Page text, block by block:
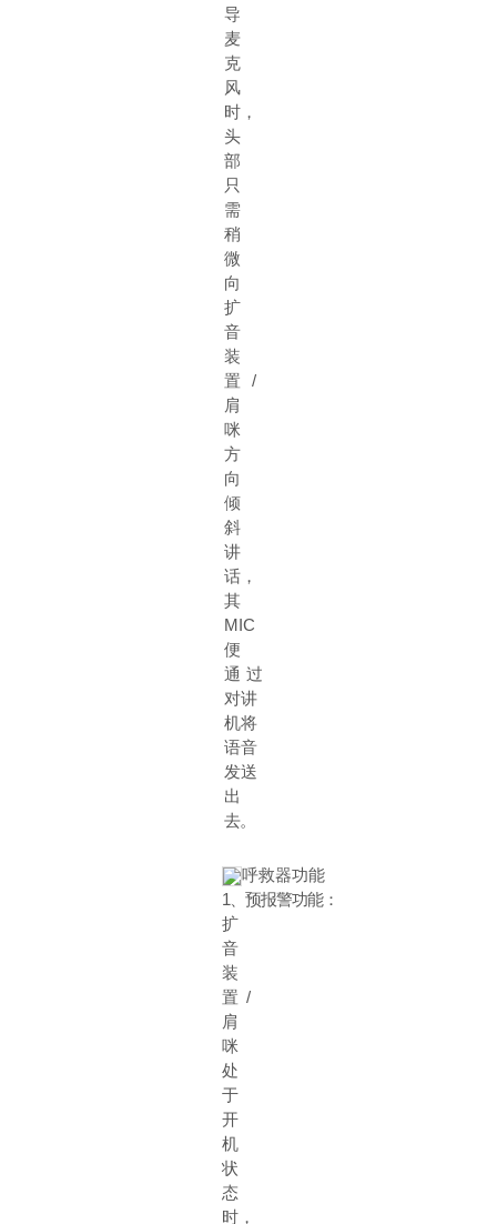
导
麦
克
风
时，
头
部
只
需
稍
微
向
扩
音
装
置 /
肩
咪
方
向
倾
斜
讲
话，
其
MIC
便
通 过
对讲
机将
语音
发送
出
去。
呼救器功能
1 、预报警功能：
扩
音
装
置 /
肩
咪
处
于
开
机
状
态
时，